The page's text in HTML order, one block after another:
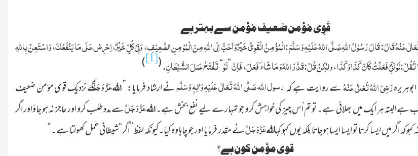
قَوِی مُؤمن ضعیف مُؤمن سے بہتر ہے
عَنْہُ قَالَ: قَالَ رَسُوْلُ اللّٰہِ صَلَّی اللّٰہُ عَلَیْہِ وَسَلَّمَ :الْمُؤْمِنُ الْقَوِیُّ خَیْرٌ وَاَحَبُّ اِلَی اللّٰہِ مِنَ الْمُوْ مِنِ الضَّعِیْفِ، وَفِیْ کُلٍّ خَیْرٌ، اِحْرِصْ عَلَی مَا یَنْفَعُکَ، وَاسْتَعِنْ بِاللّٰہِ
اَنِّیْ فَعَلْتُ کَانَ کَذَا وَکَذَا، ولٰکِنْ قُلْ:قَدَّرَ اللّٰہُ وَمَا شَاء َ فَعَلَ، فَاِنَّ”لَوْ“تَفْتَحُ عَمَلَ الشَّیْطَانِ.
(
[1]
)
رَضِیَ اللّٰہُ تَعَالٰی عَنْہُسے روایت ہے کہرسولاللہصَلَّی اللہُ تَعَالٰی عَلَیْہِ وَاٰلِہٖ وَسَلَّمنے ارشاد فرمایا:’’اللہعَزَّ وَجَلَّکے نزدیک قوی مؤمن ضعیف
ہے البتہ ہر ایک میں بھلائی ہے۔ تو تم اُس چیز کی خواہش کرو جو تمہارے لیے نفع بخش ہے۔اللہعَزَّ وَجَلَّسے مدد طلب کرو اور عاجز نہ ہو جاؤاور اگر
اگر میں ایسا کرتا تو ایسا ایسا ہوجاتا بلکہ یوں کہو کہاللہعَزَّ وَجَلَّنے مقدر فرمایا اور جو چاہا وہ کیا۔کیونکہ لفظ ”اگر“شیطانی عمل کھولتا ہے۔ ‘‘
قوی مؤمن کون ہے؟